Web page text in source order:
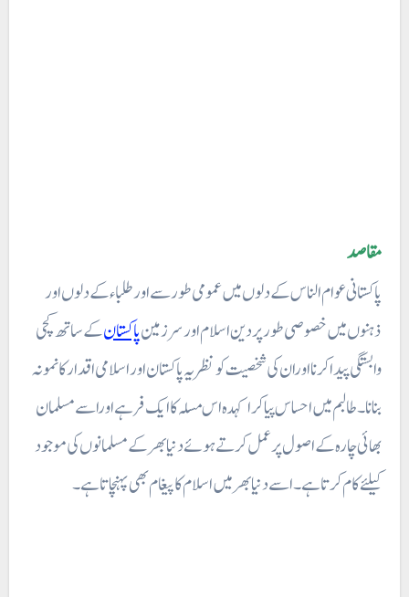
مقاصد
پاکستانی عوام الناس کے دلوں میں عمومی طور سے اور طلباء کے دلوں اور
ذہنوں میں خصوصی طور پر دین اسلام اور سر زمینپاکستانکے ساتھ کچی
وابستگی پیدا کرنا اوران کی شخصیت کو نظریہ پاکستان اور اسلامی اقدار کا نمونہ
بنانا۔طالبم میں احساس پیا کرا کہدہ اس مسلہ کا ایک فر ہے اوراسے مسلمان
بھائی چارہ کے اصول پرعمل کرتے ہوئے دنیا بھر کے مسلمانوں کی موجود
کیلئے کام کرتا ہے۔ اسے دنیا بھر میں اسلام کا پیغام بھی پہنچاتا ہے۔